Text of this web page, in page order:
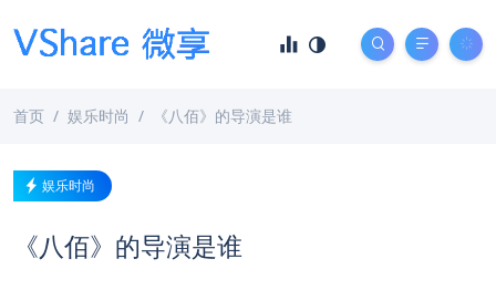
首页 娱乐时尚 《八佰》的导演是谁
娱乐时尚
《八佰》的导演是谁